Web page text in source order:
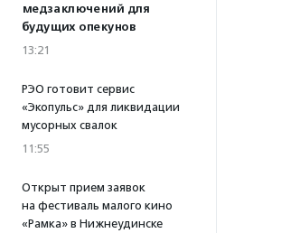
медзаключений для
будущих опекунов
13:21
РЭО готовит сервис
«Экопульс» для ликвидации
мусорных свалок
11:55
Открыт прием заявок
на фестиваль малого кино
«Рамка» в Нижнеудинске